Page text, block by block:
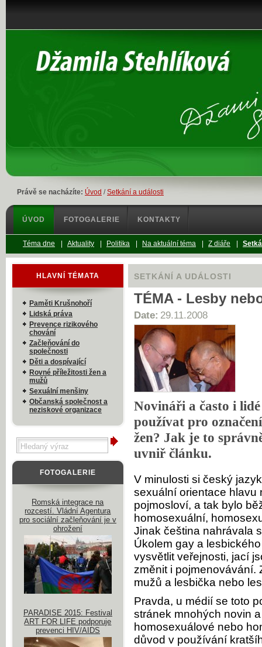
Právě se nacházíte: Úvod /Setkání a události
SETKÁNÍ A UDÁLOSTI
TÉMA - Lesby
Date: 29.11.2008
Novináři a často i
používat pro
žen? Jak je to
uvniř článku.
V minulosti si český
sexuální orientace hlavu
pojmosloví, a tak bylo
homosexuální,
Jinak čeština nahrávala
Úkolem gay a
vysvětlit veřejnosti, jací
změnit i pojmenovávání.
mužů a lesbička nebo
Pravda, u médií se toto
stránek mnohých novin
homosexuálové nebo
důvod v používání
HLAVNÍ TÉMATA
Paměti Krušnohoří
Lidská práva
Prevence rizikového
chování
Začleňování do
společnosti
Děti a dospívající
Rovné příležitosti žen a
mužů
Sexuální menšiny
Občanská společnost a
neziskové organizace
FOTOGALERIE
Romská integrace na
rozcestí. Vládní Agentura
pro sociální začleňování je v
ohrožení
PARADISE 2015: Festival
ART FOR LIFE podporuje
prevenci HIV/AIDS
ÚVOD FOTOGALERIE KONTAKTY
Téma dne Aktuality Politika Na aktuální téma Z diáře